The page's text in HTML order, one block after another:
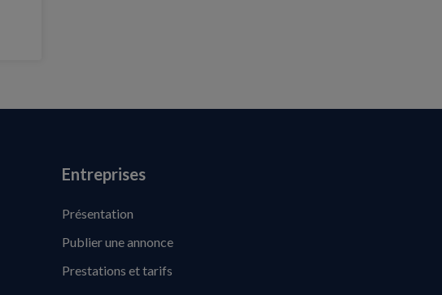
Entreprises
Présentation
Publier une annonce
Prestations et tarifs